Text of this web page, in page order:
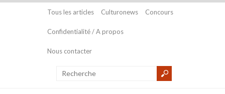
Tous les articles Culturonews Concours
Confidentialité / A propos
Nous contacter